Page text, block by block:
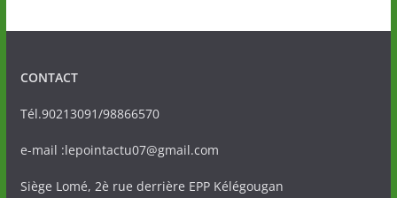
CONTACT
Tél.90213091/98866570
e-mail :lepointactu07@gmail.com
Siège Lomé, 2è rue derrière EPP Kélégougan